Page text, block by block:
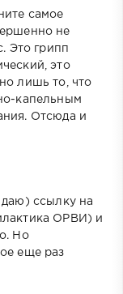
самое
не
Это грипп
это
лишь то, что
капельным
Отсюда и
даю) ссылку на
ОРВИ) и
Но
еще раз